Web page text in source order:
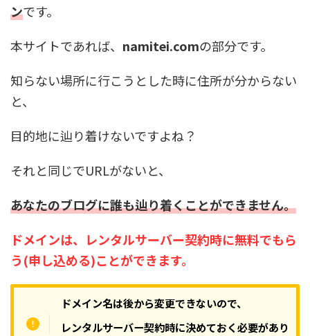
ンです。
本サイトであれば、 namitei.comの部分です。
知らない場所に行こうとした時に住所が分からない
と、
目的地に辿り着けないですよね？
それと同じでURLがないと、
あなたのブログに誰も辿り着くことができません。
ドメインは、レンタルサーバー契約時に無料でもら
う(申し込める)ことができます。
ドメイン名は後から変更できないので、
レンタルサーバー契約時に決めておく必要があり